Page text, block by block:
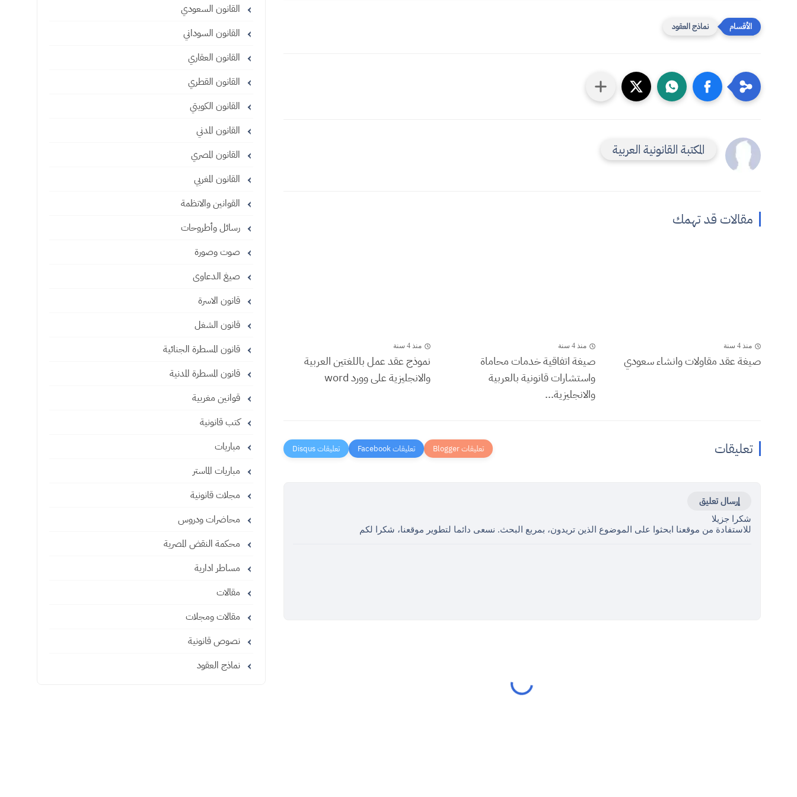
نماذج العقود
المكتبة القانونية العربية
مقالات قد تهمك
منذ 4 سنة
صيغة عقد مقاولات وانشاء سعودي
منذ 4 سنة
صيغة اتفاقية خدمات محاماة
واستشارات قانونية بالعربية
والانجليزية...
منذ 4 سنة
نموذج عقد عمل باللغتين العربية
والانجليزية على وورد word
تعليقات
إرسال تعليق
شكرا جزيلا
للاستفادة من موقعنا ابحثوا على الموضوع الذين تريدون، بمربع البحث. نسعى دائما لتطوير موقعنا، شكرا لكم
القانون السعودي
القانون السوداني
القانون العقاري
القانون القطري
القانون الكويتي
القانون المدني
القانون المصري
القانون المغربي
القوانين والانظمة
رسائل وأطروحات
صوت وصورة
صيغ الدعاوى
قانون الاسرة
قانون الشغل
قانون المسطرة الجنائية
قانون المسطرة المدنية
قوانين مغربية
كتب قانونية
مباريات
مباريات الماستر
مجلات قانونية
محاضرات ودروس
محكمة النقض المصرية
مساطر ادارية
مقالات
مقالات ومجلات
نصوص قانونية
نماذج العقود